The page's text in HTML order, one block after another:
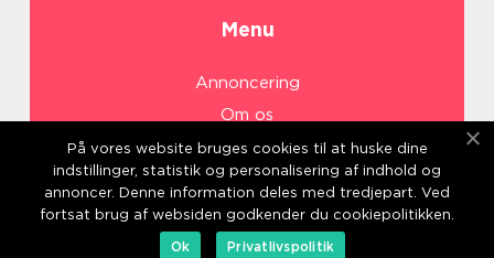
Menu
Annoncering
Om os
Cookies
Kontakt os
Sitemap
På vores website bruges cookies til at huske dine
indstillinger, statistik og personalisering af indhold og
annoncer. Denne information deles med tredjepart. Ved
fortsat brug af websiden godkender du cookiepolitikken.
Ok
Privatlivspolitik